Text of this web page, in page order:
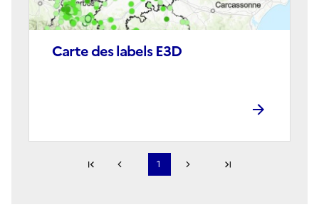
Carte des labels E3D
Première page1
Page suivanteDernière page